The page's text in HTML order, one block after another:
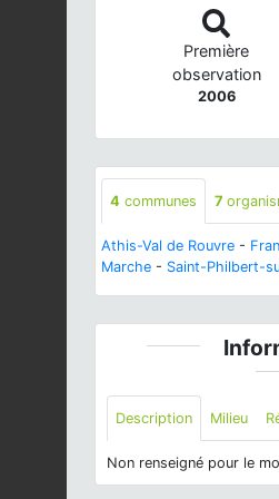
Première
observation
2006
4 communes 7
Athis-Val de Rouvre -
Marche - Saint-Philbert-
Description Milieu
Non renseigné pour le